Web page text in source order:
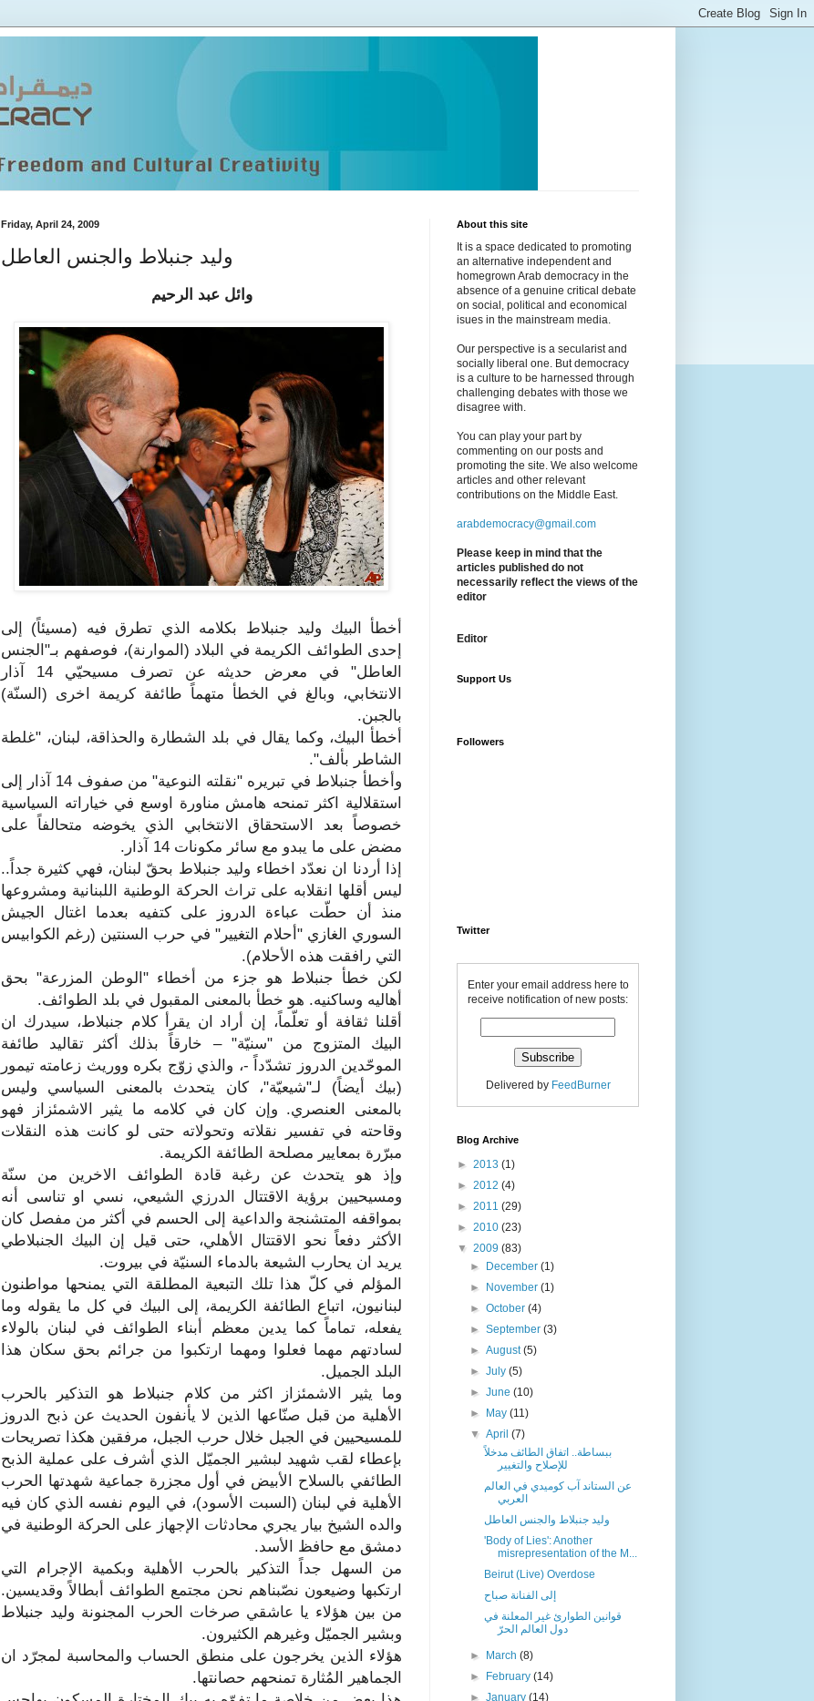
Friday, April 24, 2009
وليد جنبلاط والجنس العاطل
وائل عبد الرحيم
أخطأ البيك وليد جنبلاط بكلامه الذي تطرق فيه (مسيئاً) إلى
إحدى الطوائف الكريمة في البلاد (الموارنة)، فوصفهم بـ"الجنس
العاطل" في
معرض حديثه عن تصرف مسيحيّي 14 آذار
الانتخابي، وبالغ في الخطأ متهماً طائفة كريمة اخرى (السنّة)
بالجبن.
أخطأ البيك، وكما يقال في بلد الشطارة والحذاقة، لبنان، "غلطة
الشاطر بألف".
وأخطأ جنبلاط في تبريره "نقلته النوعية" من صفوف 14 آذار إلى
استقلالية اكثر تمنحه هامش مناورة اوسع في خياراته السياسية
خصوصاً بعد الاستحقاق الانتخابي الذي يخوضه متحالفاً على
مضض على ما يبدو مع سائر مكونات 14 آذار.
إذا أردنا ان نعدّد اخطاء وليد جنبلاط بحقّ لبنان، فهي كثيرة جداً..
ليس أقلها انقلابه على تراث الحركة الوطنية اللبنانية ومشروعها
منذ أن حطّت عباءة الدروز على كتفيه بعدما اغتال الجيش
السوري الغازي "أحلام التغيير" في حرب السنتين (رغم الكوابيس
التي رافقت هذه الأحلام).
لكن خطأ جنبلاط هو جزء من أخطاء "الوطن المزرعة" بحق
أهاليه وساكنيه. هو خطأ بالمعنى المقبول في بلد الطوائف.
أقلنا ثقافة أو تعلّماً، إن أراد ان يقرأ كلام جنبلاط، سيدرك ان
البيك المتزوج من "سنيّة" – خارقاً بذلك أكثر تقاليد طائفة
الموحّدين الدروز تشدّداً -، والذي زوّج بكره ووريث زعامته تيمور
(بيك أيضاً) لـ"شيعيّة"، كان يتحدث بالمعنى السياسي وليس
بالمعنى العنصري. وإن كان في كلامه ما يثير الاشمئزاز فهو
وقاحته في تفسير نقلاته وتحولاته حتى لو كانت هذه النقلات
مبرّرة بمعايير مصلحة الطائفة الكريمة.
وإذ هو يتحدث عن رغبة قادة الطوائف الاخرين من سنّة
ومسيحيين برؤية الاقتتال الدرزي الشيعي، نسي او تناسى أنه
بمواقفه المتشنجة والداعية إلى الحسم في أكثر من مفصل كان
الأكثر دفعاً نحو الاقتتال الأهلي، حتى قيل إن البيك الجنبلاطي
يريد ان يحارب الشيعة بالدماء السنيّة في بيروت.
المؤلم في كلّ هذا تلك التبعية المطلقة التي يمنحها مواطنون
لبنانيون، اتباع الطائفة الكريمة، إلى البيك في كل ما يقوله وما
يفعله، تماماً كما يدين معظم أبناء الطوائف في لبنان بالولاء
لسادتهم مهما فعلوا ومهما ارتكبوا من جرائم بحق سكان هذا
البلد الجميل.
وما يثير الاشمئزاز اكثر من كلام جنبلاط هو التذكير بالحرب
الأهلية من قبل صنّاعها الذين لا يأنفون الحديث عن ذبح الدروز
للمسيحيين في الجبل خلال حرب الجبل، مرفقين هكذا تصريحات
بإعطاء لقب شهيد لبشير الجميّل الذي أشرف على عملية الذبح
الطائفي بالسلاح الأبيض في أول مجزرة جماعية شهدتها الحرب
الأهلية في لبنان (السبت الأسود)، في اليوم نفسه الذي كان فيه
والده الشيخ بيار يجري محادثات الإجهاز على الحركة الوطنية في
دمشق مع حافظ الأسد.
من السهل جداً التذكير بالحرب الأهلية وبكمية الإجرام التي
ارتكبها وضيعون نصّبناهم نحن مجتمع الطوائف أبطالاً وقديسين.
من بين هؤلاء يا عاشقي صرخات الحرب المجنونة وليد جنبلاط
وبشير الجميّل وغيرهم الكثيرون.
هؤلاء الذين يخرجون على منطق الحساب والمحاسبة لمجرّد ان
الجماهير المُثارة تمنحهم حصانتها.
About this site
It is a space dedicated to promoting
an alternative independent and
homegrown Arab democracy in the
absence of a genuine critical debate
on social, political and economical
isues in the mainstream media.
Our perspective is a secularist and
socially liberal one. But democracy
is a culture to be harnessed through
challenging debates with those we
disagree with.
You can play your part by
commenting on our posts and
promoting the site. We also welcome
articles and other relevant
contributions on the Middle East.
arabdemocracy@gmail.com
Please keep in mind that the
articles published do not
necessarily reflect the views of the
editor
Editor
Support Us
Followers
Twitter
Enter your email address here to
receive notification of new posts:
Delivered by FeedBurner
Blog Archive
► 2013 (1)
► 2012 (4)
► 2011 (29)
► 2010 (23)
▼ 2009 (83)
►
December(1)
►
November(1)
►October(4)
►September(3)
►August(5)
►July(5)
►June(10)
►
May(11)
▼April(7)
ببساطة.. اتفاق الطائف مدخلاً
للإصلاح والتغيير
عن الستاند آب كوميدي في العالم
العربي
وليد جنبلاط والجنس العاطل
'Body of Lies': Another
misrepresentation of the M...
Beirut (Live) Overdose
إلى الفنانة صباح
قوانين الطوارئ غير المعلنة في
دول العالم الحرّ
► March(8)
►
February(14)
►January(14)